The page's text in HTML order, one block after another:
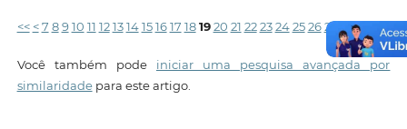
<< < 7 8 9 10 11 12 13 14 15 16 17 18 19 20 21 22 23 24 25 26 27 2829 30 31
Você também pode iniciar uma pesquisa avançada por
similaridadepara este artigo.